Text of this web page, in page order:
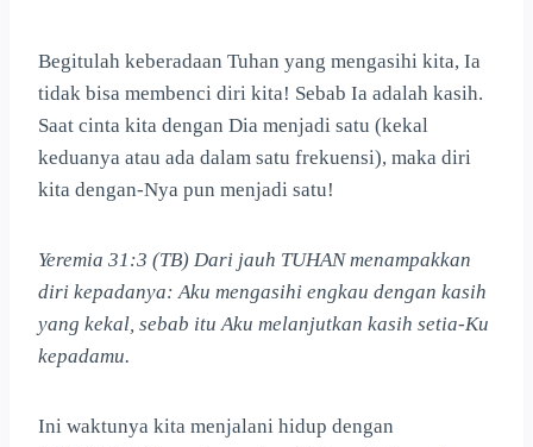
Begitulah keberadaan Tuhan yang mengasihi kita, Ia
tidak bisa membenci diri kita! Sebab Ia adalah kasih.
Saat cinta kita dengan Dia menjadi satu (kekal
keduanya atau ada dalam satu frekuensi), maka diri
kita dengan-Nya pun menjadi satu!
Yeremia 31:3 (TB) Dari jauh TUHAN menampakkan
diri kepadanya: Aku mengasihi engkau dengan kasih
yang kekal, sebab itu Aku melanjutkan kasih setia-Ku
kepadamu.
Ini waktunya kita menjalani hidup dengan